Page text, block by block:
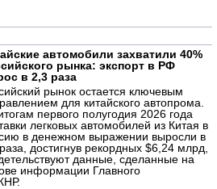
автомобили захватили 40%
рынка: экспорт в РФ
в 2,3 раза
рынок остается ключевым
для китайского автопрома.
первого полугодия 2026 года
легковых автомобилей из Китая в
в денежном выражении выросли в
достигнув рекордных $6,24 млрд,
данные, сделанные на
информации Главного